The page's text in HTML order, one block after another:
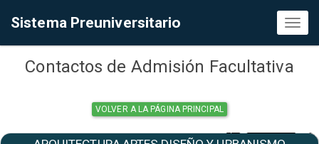
Sistema Preuniversitario
Contactos de Admisión Facultativa
VOLVER A LA PÁGINA PRINCIPAL